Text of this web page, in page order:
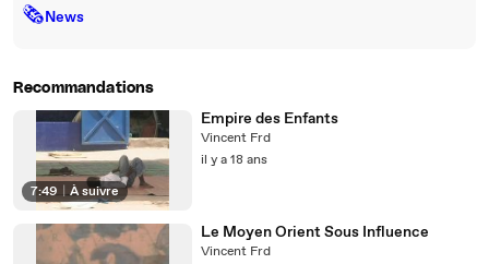
🗞News
Recommandations
7:49 À suivre
Empire des Enfants
Vincent Frd
il y a 18 ans
Le Moyen Orient Sous Influence
Vincent Frd